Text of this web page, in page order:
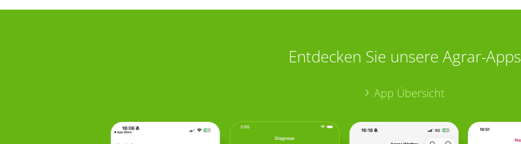
Entdecken Sie unsere Agrar-Apps
App Übersicht